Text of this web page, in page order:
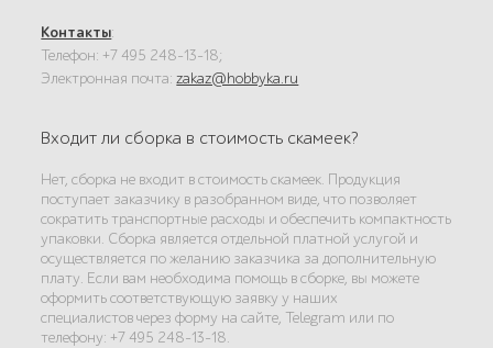
Контакты:
Телефон: +7 495 248-13-18;
Электронная почта:zakaz@hobbyka.ru
Входит ли сборка в стоимость скамеек?
Нет, сборка не входит в стоимость скамеек. Продукция
поступает заказчику в разобранном виде, что позволяет
сократить транспортные расходы и обеспечить компактность
упаковки. Сборка является отдельной платной услугой и
осуществляется по желанию заказчика за дополнительную
плату. Если вам необходима помощь в сборке, вы можете
оформить соответствующую заявку у наших
специалистов через форму на сайте, Telegram или по
телефону: +7 495 248-13-18.